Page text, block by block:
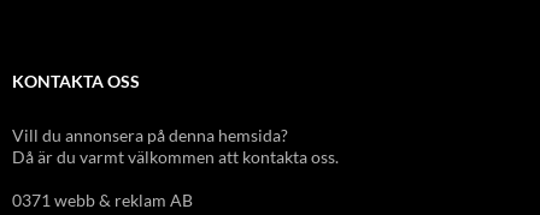
KONTAKTA OSS
Vill du annonsera på denna hemsida?
Då är du varmt välkommen att kontakta oss.
0371 webb & reklam AB